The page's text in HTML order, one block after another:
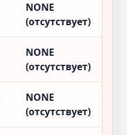
NONE
(отсутствует)
NONE
(отсутствует)
NONE
(отсутствует)